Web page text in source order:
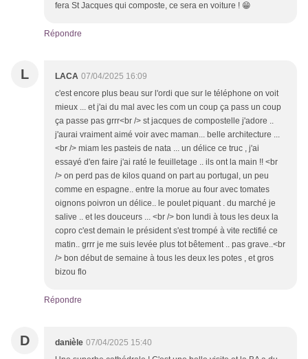
fera St Jacques qui composte, ce sera en voiture ! 😁
Répondre
L LACA 07/04/2025 16:09
c'est encore plus beau sur l'ordi que sur le téléphone on voit
mieux ... et j'ai du mal avec les com un coup ça pass un coup
ça passe pas grrr<br /> st jacques de compostelle j'adore ..
j'aurai vraiment aimé voir avec maman... belle architecture ...
<br /> miam les pasteis de nata ... un délice ce truc , j'ai
essayé d'en faire j'ai raté le feuilletage .. ils ont la main !! <br
/> on perd pas de kilos quand on part au portugal, un peu
comme en espagne.. entre la morue au four avec tomates
oignons poivron un délice.. le poulet piquant . du marché je
salive .. et les douceurs ... <br /> bon lundi à tous les deux la
copro c'est demain le président s'est trompé à vite rectifié ce
matin.. grrr je me suis levée plus tot bêtement .. pas grave..<br
/> bon début de semaine à tous les deux les potes , et gros
bizou flo
Répondre
D danièle 07/04/2025 15:40